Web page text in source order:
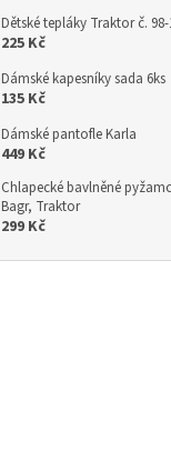
Dětské tepláky Traktor č. 98-
225 Kč
Dámské kapesníky sada 6ks
135 Kč
Dámské pantofle Karla
449 Kč
Chlapecké bavlněné
Bagr, Traktor
299 Kč